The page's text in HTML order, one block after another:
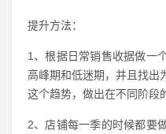
提升方法：
1、根据日常销售收据做一
高峰期和低迷期，并且找出
这个趋势，做出在不同阶段
2、店铺每一季的时候都要